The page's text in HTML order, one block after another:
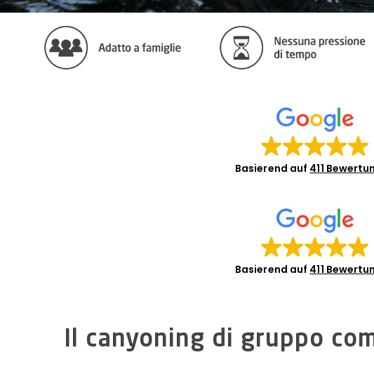
Basierend auf 411
Basierend auf 411
Il canyoning di gruppo